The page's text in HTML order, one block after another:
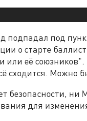
подпадал под
о старте
или её
сходится. Можно
безопасности, ни
для